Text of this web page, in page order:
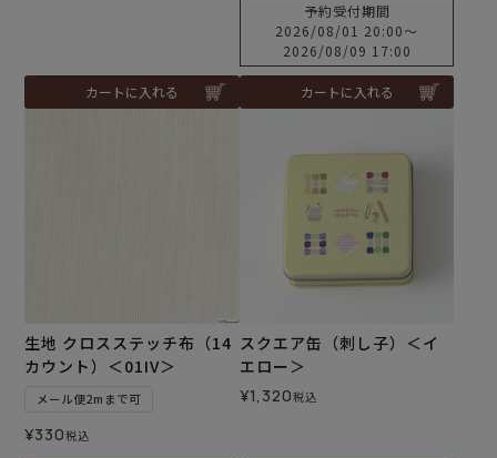
カートに入れる
予約受付期間
2026/08/01 20:00〜
2026/08/09 17:00
カートに入れる
生地 クロスステッチ布（14
カウント）＜01IV＞
メール便2mまで可
¥330税込
スクエア缶（刺し子）＜イ
エロー＞
¥1,320税込